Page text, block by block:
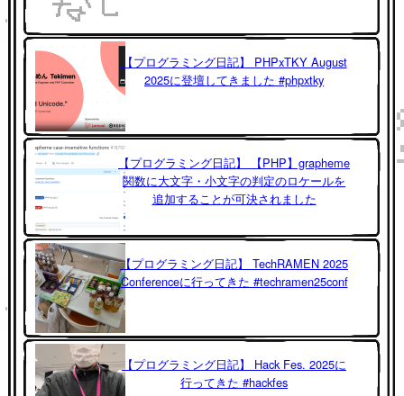
【プログラミング日記】 PHPxTKY August
2025に登壇してきました #phpxtky
【プログラミング日記】 【PHP】grapheme
関数に大文字・小文字の判定のロケールを
追加することが可決されました
【プログラミング日記】 TechRAMEN 2025
Conferenceに行ってきた #techramen25conf
【プログラミング日記】 Hack Fes. 2025に
行ってきた #hackfes